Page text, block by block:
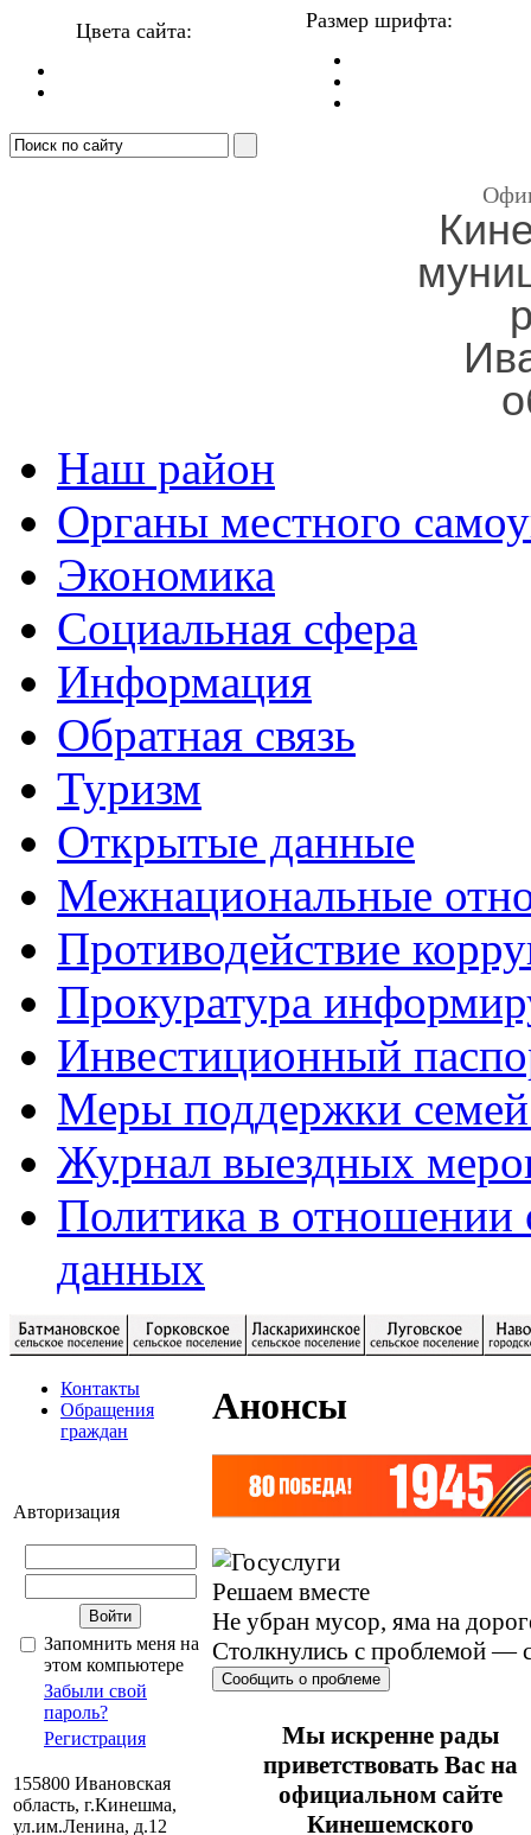
Цвета сайта: Размер шрифта:
Наш район
Органы местного
Экономика
Социальная сфера
Информация
Обратная связь
Туризм
Открытые данные
Межнациональные
Противодействие
Прокуратура
Инвестиционный
Меры поддержки
Журнал выездных
Политика в отношении
данных
Контакты
Обращения
граждан
Авторизация
Запомнить меня на
этом компьютере
Забыли свой
пароль?
Регистрация
155800 Ивановская
область, г.Кинешма,
ул.им.Ленина, д.12
Анонсы
Решаем вместе
Не убран мусор, яма на
Столкнулись с проблемой —
Сообщить о проблеме
Мы искренне рады
приветствовать Вас на
официальном сайте
Кинешемского